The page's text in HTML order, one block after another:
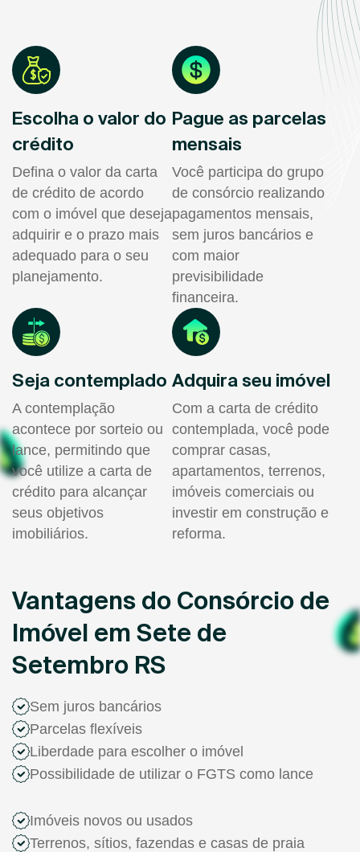
Escolha o valor do
crédito
Defina o valor da carta
de crédito de acordo
com o imóvel que deseja
adquirir e o prazo mais
adequado para o seu
planejamento.
Pague as parcelas
mensais
Você participa do grupo
de consórcio realizando
pagamentos mensais,
sem juros bancários e
com maior
previsibilidade
financeira.
Seja contemplado
A contemplação
acontece por sorteio ou
lance, permitindo que
você utilize a carta de
crédito para alcançar
seus objetivos
imobiliários.
Adquira seu imóvel
Com a carta de crédito
contemplada, você pode
comprar casas,
apartamentos, terrenos,
imóveis comerciais ou
investir em construção e
reforma.
Vantagens do Consórcio de
Imóvel em Sete de
Setembro RS
Sem juros bancários
Parcelas flexíveis
Liberdade para escolher o imóvel
Possibilidade de utilizar o FGTS como lance
Imóveis novos ou usados
Terrenos, sítios, fazendas e casas de praia